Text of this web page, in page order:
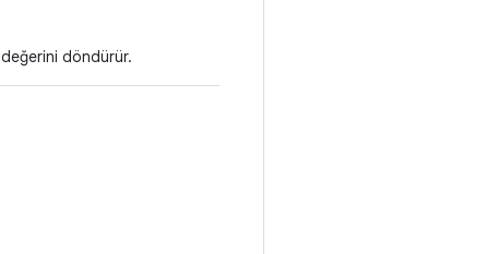
değerini döndürür.